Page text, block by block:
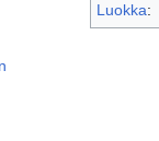
Luokka: